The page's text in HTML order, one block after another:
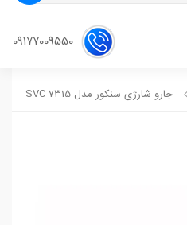
جارو شارژی سنکور مدل SVC 7315